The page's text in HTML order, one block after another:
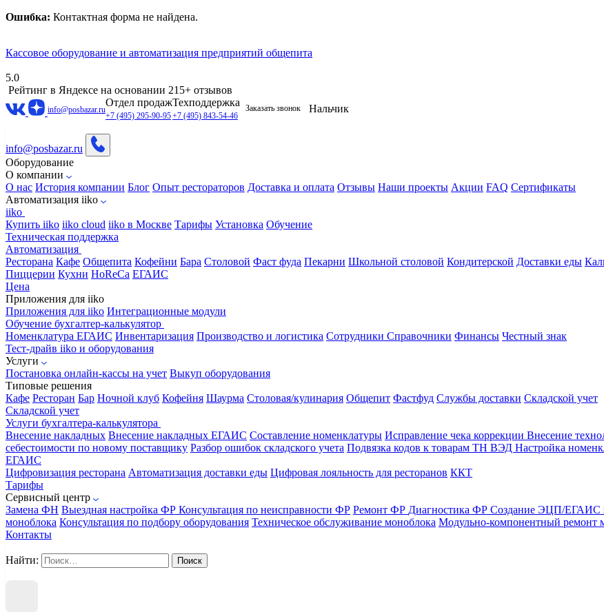
Ошибка: Контактная форма не найдена.
Кассовое оборудование и автоматизация предприятий общепита
5.0
Рейтинг в Яндексе на основании 215+ отзывов
info@posbazar.ru
Отдел продаж
+7 (495) 295-90-95
Техподдержка
+7 (495) 843-54-46
Заказать звонок Нальчик
info@posbazar.ru
Оборудование
О компании
О нас История компании Блог Опыт рестораторов Доставка и оплата Отзывы Наши проекты Акции FAQ Сертификаты
Автоматизация iiko
iiko
Купить iiko iiko cloud iiko в Москве Тарифы Установка Обучение
Техническая поддержка
Автоматизация
Ресторана Кафе Общепита Кофейни Бара Столовой Фаст фуда Пекарни Школьной столовой Кондитерской Доставки еды
Пиццерии Кухни HoReCa ЕГАИС
Цена
Приложения для iiko
Приложения для iiko Интеграционные модули
Обучение бухгалтер-калькулятор
Номенклатура ЕГАИС Инвентаризация Производство и логистика Сотрудники Справочники Финансы Честный знак
Тест-драйв iiko и оборудования
Услуги
Постановка онлайн-кассы на учет Выкуп оборудования
Типовые решения
Кафе Ресторан Бар Ночной клуб Кофейня Шаурма Столовая/кулинария Общепит Фастфуд Службы доставки Складской учет
Складской учет
Услуги бухгалтера-калькулятора
Внесение накладных Внесение накладных ЕГАИС Составление номенклатуры Исправление чека коррекции Внесение
себестоимости по новому поставщику Разбор ошибок складского учета Подвязка кодов к товарам ТН ВЭД Настройка
ЕГАИС
Цифровизация ресторана Автоматизация доставки еды Цифровая лояльность для ресторанов ККТ
Тарифы
Сервисный центр
Замена ФН Выездная настройка ФР Консультация по неисправности ФР Ремонт ФР Диагностика ФР Создание ЭЦП/ЕГАИС
моноблока Консультация по подбору оборудования Техническое обслуживание моноблока Модульно-компонентный ремонт
Контакты
Найти: